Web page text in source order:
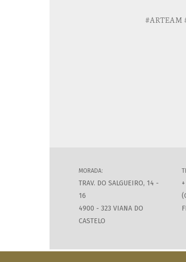
#ARTEAM
MORADA:
TRAV. DO SALGUEIRO, 14 -
16
4900 - 323 VIANA DO
CASTELO